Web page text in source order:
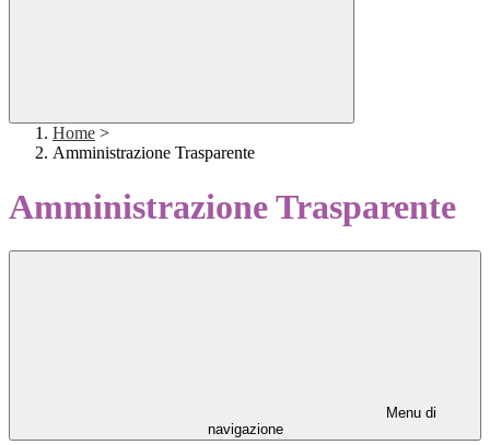
Home >
Amministrazione Trasparente
Amministrazione Trasparente
Menu di
navigazione